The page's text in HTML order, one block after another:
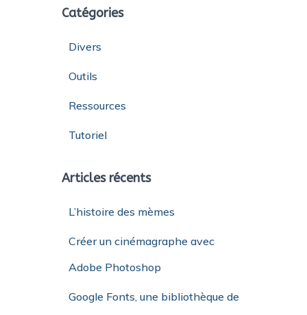
e
Catégories
Divers
Outils
Ressources
Tutoriel
Articles récents
L’histoire des mèmes
Créer un cinémagraphe avec
Adobe Photoshop
Google Fonts, une bibliothèque de